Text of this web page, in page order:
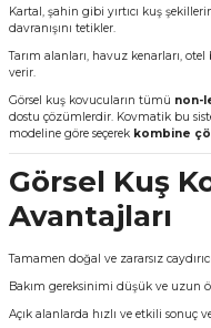
Kartal, şahin gibi yırtıcı kuş
davranışını tetikler.
Tarım alanları, havuz kenarları,
verir.
Görsel kuş kovucuların tümü non-
dostu çözümlerdir. Kovmatik bu
modeline göre seçerek kombine
Görsel Kuş
Avantajları
Tamamen doğal ve zararsız
Bakım gereksinimi düşük ve uzun
Açık alanlarda hızlı ve etkili sonuç